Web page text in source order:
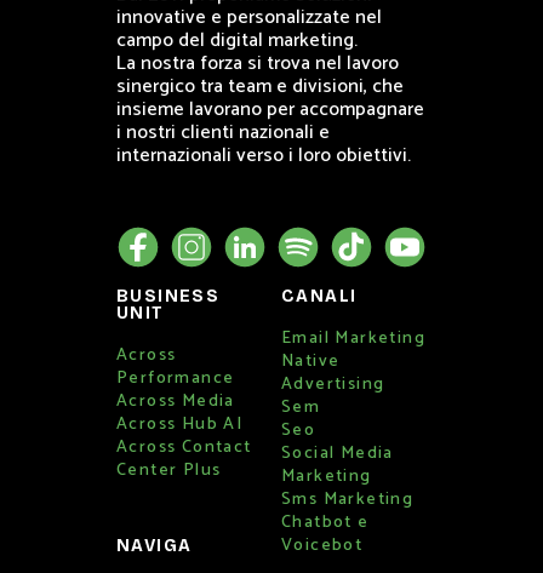
innovative e personalizzate nel
campo del digital marketing.
La nostra forza si trova nel lavoro
sinergico tra team e divisioni, che
insieme lavorano per accompagnare
i nostri clienti nazionali e
internazionali verso i loro obiettivi.
BUSINESS
UNIT
Across
Performance
Across Media
Across Hub AI
Across Contact
Center Plus
NAVIGA
CANALI
Email Marketing
Native
Advertising
Sem
Seo
Social Media
Marketing
Sms Marketing
Chatbot e
Voicebot